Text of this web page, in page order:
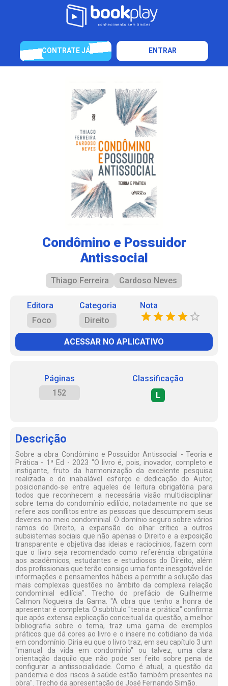
CONTRATE JÁ ENTRAR
Condômino e Possuidor
Antissocial
Thiago Ferreira Cardoso Neves
Editora
Foco
Categoria
Direito
Nota
ACESSAR NO APLICATIVO
Páginas
152
Classificação
L
Descrição
Sobre a obra Condômino e Possuidor Antissocial - Teoria e
Prática - 1ª Ed - 2023 "O livro é, pois, inovador, completo e
instigante, fruto da harmonização da excelente pesquisa
realizada e do inabalável esforço e dedicação do Autor,
posicionando-se entre aqueles de leitura obrigatória para
todos que reconhecem a necessária visão multidisciplinar
sobre tema do condomínio edilício, notadamente no que se
refere aos conflitos entre as pessoas que descumprem seus
deveres no meio condominial. O domínio seguro sobre vários
ramos do Direito, a expansão do olhar crítico a outros
subsistemas sociais que não apenas o Direito e a exposição
transparente e objetiva das ideias e raciocínios, fazem com
que o livro seja recomendado como referência obrigatória
aos acadêmicos, estudantes e estudiosos do Direito, além
dos profissionais que terão consigo uma fonte inesgotável de
informações e pensamentos hábeis a permitir a solução das
mais complexas questões no âmbito da complexa relação
condominial edilícia". Trecho do prefácio de Guilherme
Calmon Nogueira da Gama. "A obra que tenho a honra de
apresentar é completa. O subtítulo "teoria e prática" confirma
que após extensa explicação conceitual da questão, a melhor
bibliografia sobre o tema, traz uma gama de exemplos
práticos que dá cores ao livro e o insere no cotidiano da vida
em condomínio. Diria eu que o livro traz, em seu capítulo 3 um
"manual da vida em condomínio" ou talvez, uma clara
orientação daquilo que não pode ser feito sobre pena de
configurar a antissocialidade. Como é atual, a questão da
pandemia e dos riscos à saúde estão também presentes na
obra". Trecho da apresentação de José Fernando Simão.